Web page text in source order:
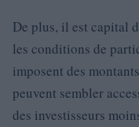
De plus, il est capital
les conditions de
imposent des
peuvent sembler
des investisseurs